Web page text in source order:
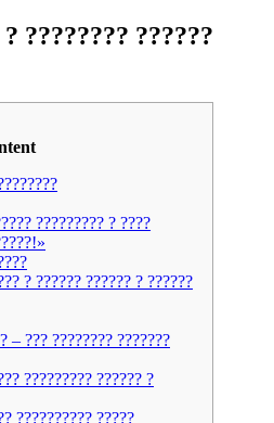
???????? ??????
????????? ? ????
? ?????? ?????? ? ??????
– ??? ???????? ???????
????????? ?????? ?
?????????? ?????